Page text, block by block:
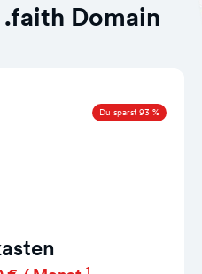
Domain
Du sparst 93 %
1